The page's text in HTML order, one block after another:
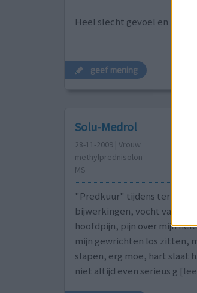
Heel slecht gevoel en niet
geef mening
Solu-Medrol
28-11-2009 | Vrouw
methylprednisolon
MS
"Predkuur" tijdens terugval
bijwerkingen, vocht
hoofdpijn, pijn over mijn
mijn gewrichten los zitten,
slapen, erg moe, hart slaat
niet altijd even serieus g